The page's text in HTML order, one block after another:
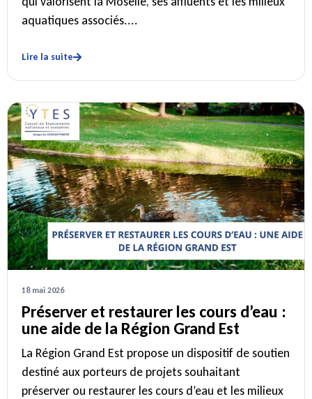
aquatiques associés....
Lire la suite
18 mai 2026
Préserver et restaurer les cours d’eau :
une aide de la Région Grand Est
La Région Grand Est propose un dispositif de soutien
destiné aux porteurs de projets souhaitant
préserver ou restaurer les cours d’eau et les milieux